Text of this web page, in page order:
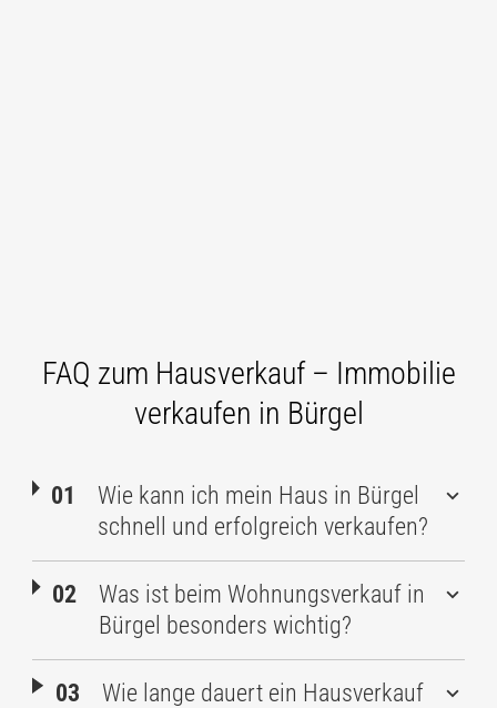
FAQ zum Hausverkauf – Immobilie
verkaufen in Bürgel
Wie kann ich mein Haus in Bürgel
schnell und erfolgreich verkaufen?
Was ist beim Wohnungsverkauf in
Bürgel besonders wichtig?
Wie lange dauert ein Hausverkauf